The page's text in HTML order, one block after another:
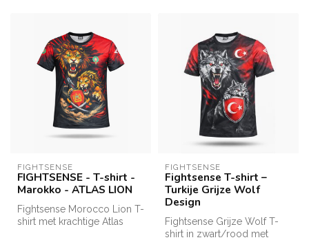
FIGHTSENSE
FIGHTSENSE - T-shirt -
Marokko - ATLAS LION
Fightsense Morocco Lion T-
shirt met krachtige Atlas
FIGHTSENSE
Fightsense T-shirt –
Turkije Grijze Wolf
Design
Fightsense Grijze Wolf T-
shirt in zwart/rood met